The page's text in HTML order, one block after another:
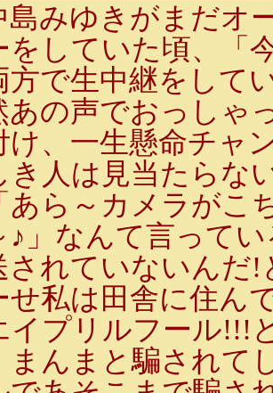
みゆきがまだオ
をしていた頃、「
方で生中継をして
あの声でおっしゃ
け、一生懸命チャ
き人は見当たらな
あら～カメラがこ
♪」なんて言って
されていないんだ!
せ私は田舎に住ん
イプリルフール!!!
まんまと騙されて